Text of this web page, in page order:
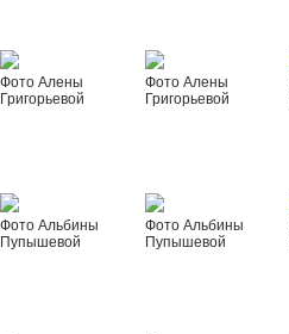
Фото Алены
Григорьевой
Фото Алены
Григорьевой
Фото Альбины
Пупышевой
Фото Альбины
Пупышевой